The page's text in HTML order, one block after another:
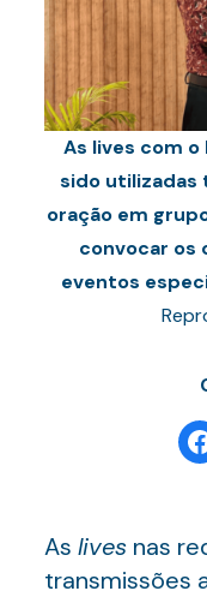
As lives com o
sido utilizadas
oração em
convocar os
eventos
As livesnas
transmissões